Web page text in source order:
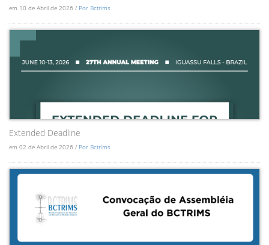
em 10 de Abril de 2026 / Por Bctrims
Extended Deadline
em 02 de Abril de 2026 / Por Bctrims